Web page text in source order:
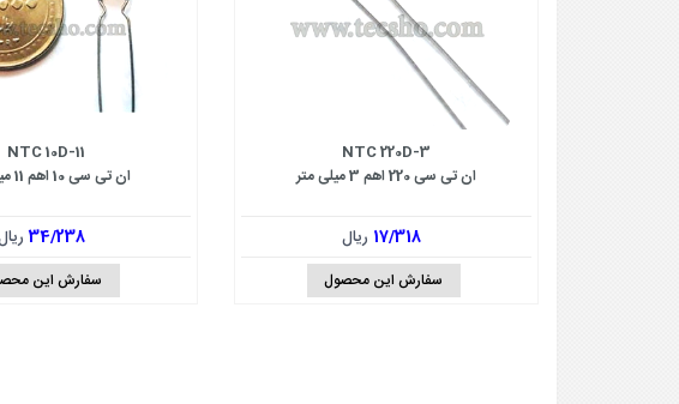
NTC 220D-3
ان تی سی 220 اهم 3 میلی متر
17/318 ریال
سفارش این محصول
NTC 10D-11
ان تی سی 10 اهم 11 میلی متر
34/238
سفارش این